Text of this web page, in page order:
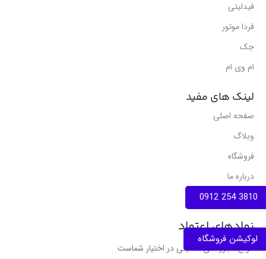
3810 254 0912
لوکیشن فروشگاه
فیدلیتی
فردا موتور
جک
ام وی ام
لینک های مفید
صفحه اصلی
وبلاگ
فروشگاه
درباره ما
تماس با ما
نمادهای اعتماد
انواع مجوز های فعالیتی در اختیار شماست